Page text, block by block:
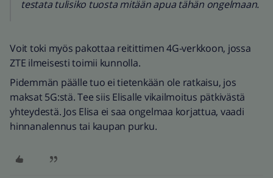
testata tulisiko tuosta mitään apua tähän ongelmaan.
Voit toki myös pakottaa reitittimen 4G-verkkoon, jossa
ZTE ilmeisesti toimii kunnolla.
Pidemmän päälle tuo ei tietenkään ole ratkaisu, jos
maksat 5G:stä. Tee siis Elisalle vikailmoitus pätkivästä
yhteydestä. Jos Elisa ei saa ongelmaa korjattua, vaadi
hinnanalennus tai kaupan purku.